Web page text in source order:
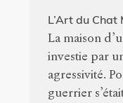
L’Art du
La maison
investie par
agressivité.
guerrier